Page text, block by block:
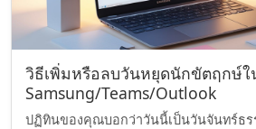
วิธีเพิ่มหรือลบวันหยุดนักขัตฤกษ์
Samsung/Teams/Outlook
ปฏิทินของคุณบอกว่าวันนี้เป็นวันจันทร์ธ